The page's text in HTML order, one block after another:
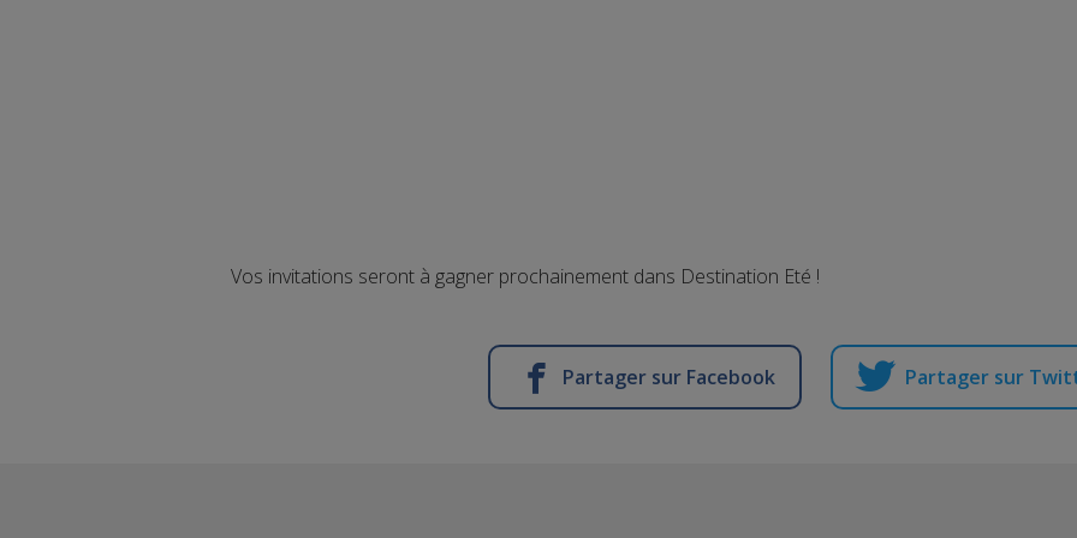
Vos invitations seront à gagner prochainement dans Destination Eté !
Partager sur Facebook Partager sur